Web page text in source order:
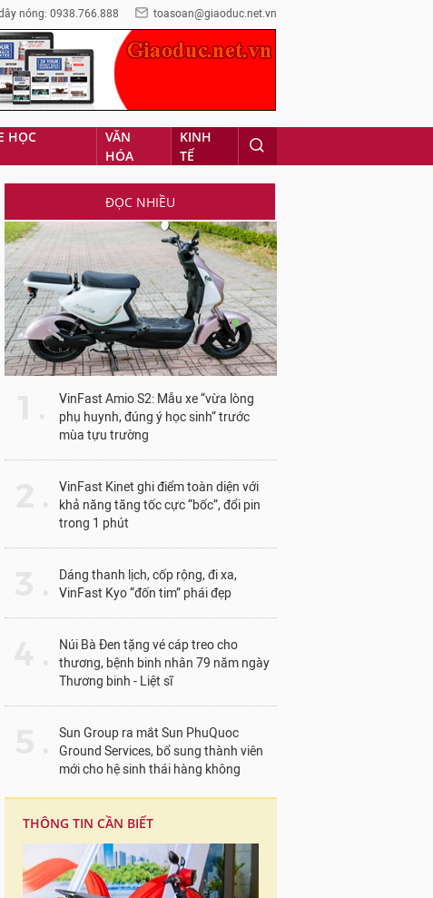
nóng: 0938.766.888 toasoan@giaoduc.net.vn
HỌC
VĂN
HÓA
KINH
TẾ
ĐỌC NHIỀU
VinFast Amio S2: Mẫu xe “vừa lòng
phụ huynh, đúng ý học sinh” trước
mùa tựu trường
VinFast Kinet ghi điểm toàn diện với
khả năng tăng tốc cực “bốc”, đổi pin
trong 1 phút
Dáng thanh lịch, cốp rộng, đi xa,
VinFast Kyo “đốn tim” phái đẹp
Núi Bà Đen tặng vé cáp treo cho
thương, bệnh binh nhân 79 năm ngày
Thương binh - Liệt sĩ
Sun Group ra mắt Sun PhuQuoc
Ground Services, bổ sung thành viên
mới cho hệ sinh thái hàng không
THÔNG TIN CẦN BIẾT